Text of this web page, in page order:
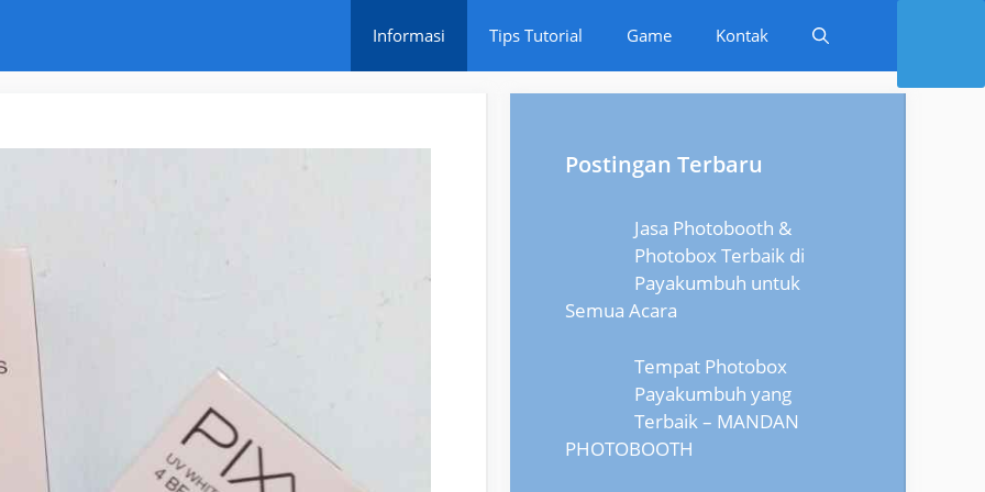
Informasi Tips Tutorial Game Kontak
Postingan Terbaru
Jasa Photobooth &
Photobox Terbaik di
Payakumbuh untuk
Semua Acara
Tempat Photobox
Payakumbuh yang
Terbaik – MANDAN
PHOTOBOOTH